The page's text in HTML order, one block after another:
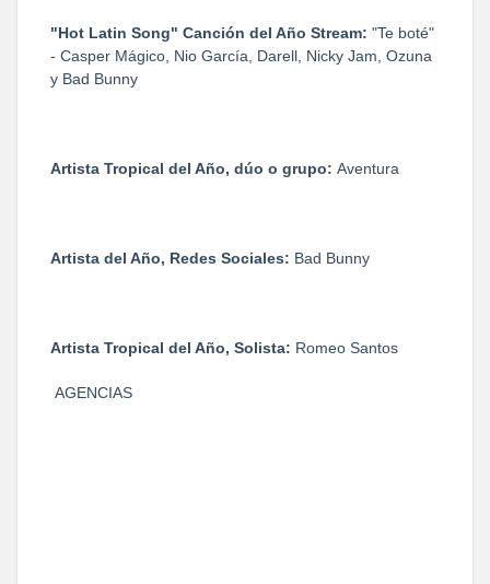
"Hot Latin Song" Canción del Año Stream: "Te boté"
- Casper Mágico, Nio García, Darell, Nicky Jam, Ozuna
y Bad Bunny
Artista Tropical del Año, dúo o grupo: Aventura
Artista del Año, Redes Sociales: ​Bad Bunny
Artista Tropical del Año, Solista: Romeo Santos
AGENCIAS